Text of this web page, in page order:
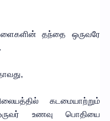
தந்தை ஒருவரே
கடமையாற்றும்
உணவு பொதியை